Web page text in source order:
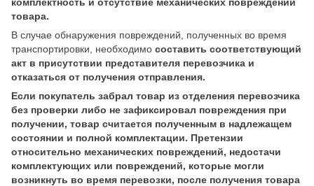
товара.
В случае обнаружения повреждений, полученных во время
транспортировки, необходимо составить соответствующий
акт в присутствии представителя перевозчика и
отказаться от получения отправления.
Если покупатель забрал товар из отделения перевозчика
без проверки либо не зафиксировал повреждения при
получении, товар считается полученным в надлежащем
состоянии и полной комплектации. Претензии
относительно механических повреждений, недостачи
комплектующих или повреждений, которые могли
возникнуть во время перевозки, после получения товара